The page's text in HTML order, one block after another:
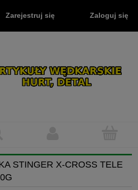
Zarejestruj się Zaloguj się
STINGER X-CROSS TELE